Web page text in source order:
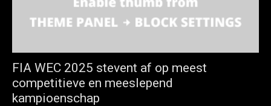
FIA WEC 2025 stevent af op meest
competitieve en meeslepend
kampioenschap